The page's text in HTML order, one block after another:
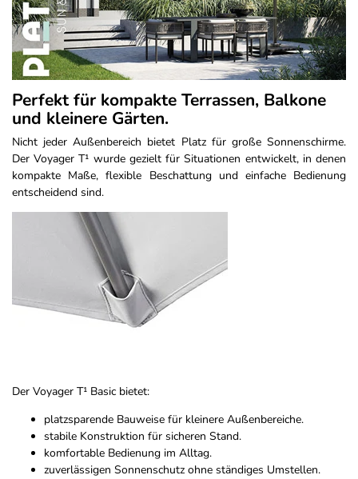
Perfekt für kompakte Terrassen, Balkone
und kleinere Gärten.
Nicht jeder Außenbereich bietet Platz für große Sonnenschirme.
Der Voyager T¹ wurde gezielt für Situationen entwickelt, in denen
kompakte Maße, flexible Beschattung und einfache Bedienung
entscheidend sind.
Der Voyager T¹ Basic bietet:
platzsparende Bauweise für kleinere Außenbereiche.
stabile Konstruktion für sicheren Stand.
komfortable Bedienung im Alltag.
zuverlässigen Sonnenschutz ohne ständiges Umstellen.